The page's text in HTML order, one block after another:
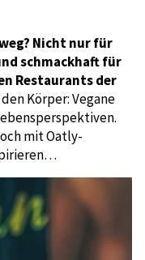
Nicht nur für
schmackhaft für
Restaurants der
Körper: Vegane
mit Oatly-